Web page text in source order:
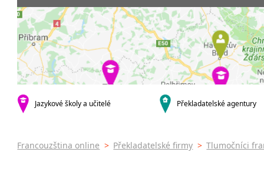
Praha 5
Praha 6
Praha 8
Praha 9
Praha 10
Brno
Jazykové školy a učitelé Překladatelské agentury
Francouzština online > Překladatelské firmy > Tlumočníci